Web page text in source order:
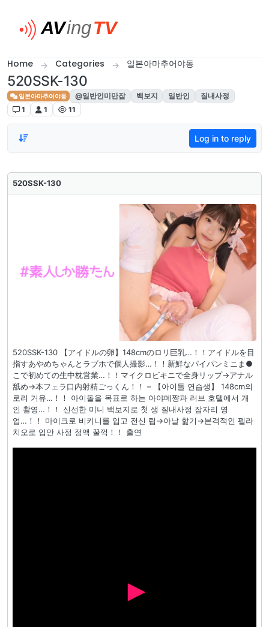
Home Categories 일본아마추어야동
520SSK-130
일본아마추어야동 @일반인미만잡 백보지 일반인
질내사정
1
1 11
Log in to reply
520SSK-130
520SSK-130 【アイドルの卵】148cmのロリ巨乳…！！アイドルを目
指すあやめちゃんとラブホで個人撮影…！！新鮮なパイパンミニま●
こで初めての生中枕営業…！！マイクロビキニで全身リップ→アナル
舐め→本フェラ口内射精ごっくん！！ – 【아이돌 연습생】 148cm의
로리 거유…！！ 아이돌을 목표로 하는 아야메쨩과 러브 호텔에서 개
인 촬영…！！ 신선한 미니 백보지로 첫 생 질내사정 잠자리 영
업…！！ 마이크로 비키니를 입고 전신 립→아날 핥기→본격적인 펠라
치오로 입안 사정 정액 꿀꺽！！ 출연